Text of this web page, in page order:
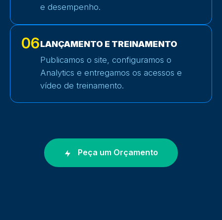
e desempenho.
06LANÇAMENTO E TREINAMENTO
Publicamos o site, configuramos o
Analytics e entregamos os acessos e
vídeo de treinamento.
Peça um Orçamento